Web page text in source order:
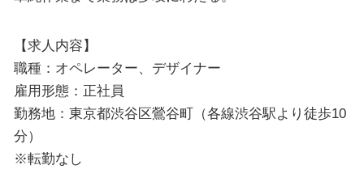
【求人内容】
職種：オペレーター、デザイナー
雇用形態：正社員
勤務地：東京都渋谷区鶯谷町（各線渋谷駅より徒歩10
分）
※転勤なし